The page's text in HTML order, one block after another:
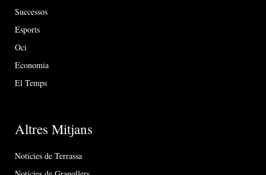
Successos
Esports
Oci
Economia
El Temps
Altres Mitjans
Notícies de Terrassa